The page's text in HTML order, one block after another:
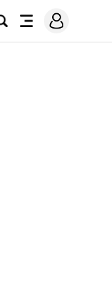
검
전
메
그